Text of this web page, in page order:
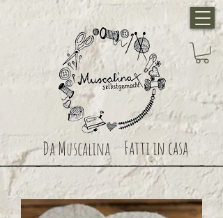
Da Muscalina Fatti in casa